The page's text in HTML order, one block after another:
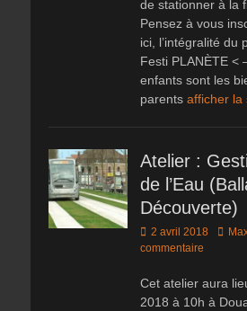
de stationner à la
Pensez à vous
ici, l’intégralité du
Festi
enfants sont les
parents afficher la
Atelier :
de l’Eau
Découverte)
Posted
on
2 avril 2018
commentaire
Cet atelier aura
2018 à 10h à